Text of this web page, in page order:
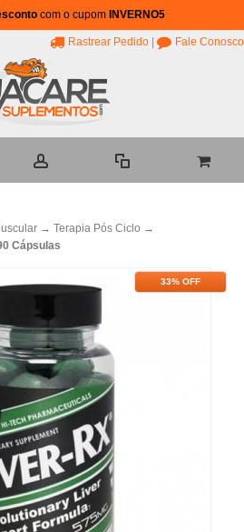
com o cupom INVERNO5
Rastrear Pedido Fale Conosco
→ Terapia Pós Ciclo →
Cápsulas
33% OFF